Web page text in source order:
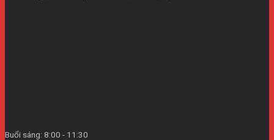
Buổi sáng: 8:00 - 11:30